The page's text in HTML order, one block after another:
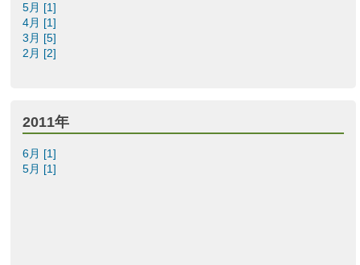
5月 [1]
4月 [1]
3月 [5]
2月 [2]
2011年
6月 [1]
5月 [1]